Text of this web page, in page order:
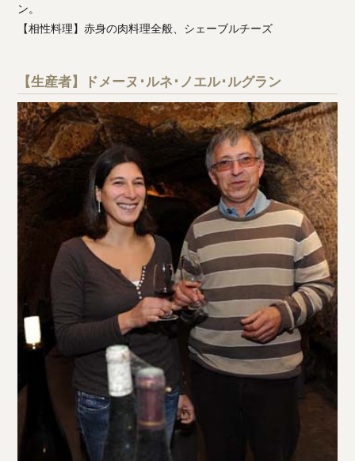
ン。
【相性料理】赤身の肉料理全般、シェーブルチーズ
【生産者】ドメーヌ･ルネ･ノエル･ルグラン